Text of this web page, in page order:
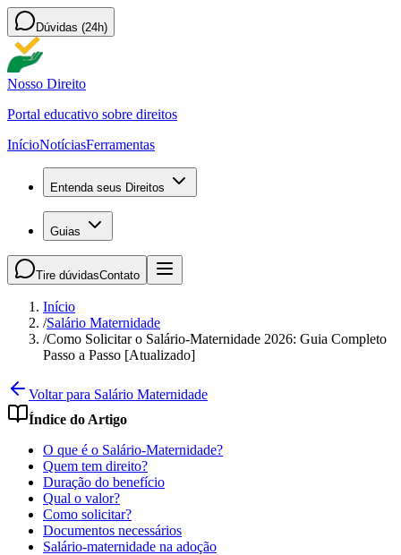
Dúvidas (24h)
Nosso Direito
Portal educativo sobre direitos
InícioNotíciasFerramentas
Entenda seus Direitos
Guias
Tire dúvidasContato
Início
/Salário Maternidade
/Como Solicitar o Salário-Maternidade 2026: Guia Completo
Passo a Passo [Atualizado]
Voltar para Salário Maternidade
Índice do Artigo
O que é o Salário-Maternidade?
Quem tem direito?
Duração do benefício
Qual o valor?
Como solicitar?
Documentos necessários
Salário-maternidade na adoção